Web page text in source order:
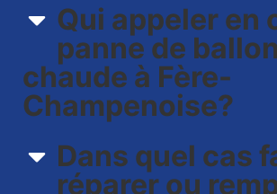
Qui appeler en
panne de ballon
chaude à Fère-
Champenoise?
Dans quel cas
réparer ou